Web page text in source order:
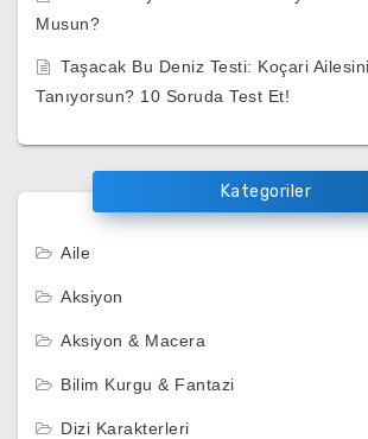
Musun?
Taşacak Bu Deniz Testi: Koçari
Tanıyorsun? 10 Soruda Test Et!
Kategoriler
Aile
Aksiyon
Aksiyon & Macera
Bilim Kurgu & Fantazi
Dizi Karakterleri